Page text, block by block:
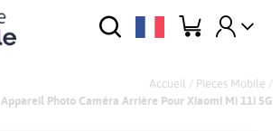
Accueil / Pieces Mobile /
Appareil Photo Caméra Arrière Pour Xiaomi Mi 11i 5G